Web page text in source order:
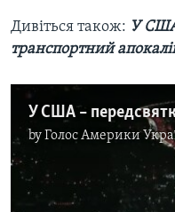
Дивіться також: У
транспортний
byГолос Америки
No media